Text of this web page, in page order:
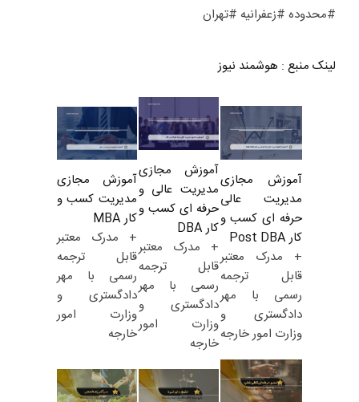
#محدوده #زعفرانیه #تهران
لینک منبع : هوشمند نیوز
آموزش مجازی
مدیریت عالی
حرفه ای کسب و
کار Post DBA
+ مدرک معتبر
قابل ترجمه
رسمی با مهر
دادگستری و
وزارت امور خارجه
آموزش مجازی
مدیریت عالی و
حرفه ای کسب و
کار DBA
+ مدرک معتبر
قابل ترجمه
رسمی با مهر
دادگستری و
وزارت امور
خارجه
آموزش مجازی
مدیریت کسب و
کار MBA
+ مدرک معتبر
قابل ترجمه
رسمی با مهر
دادگستری و
وزارت امور
خارجه